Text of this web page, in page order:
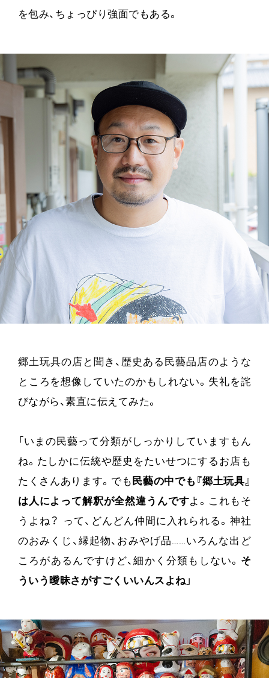
を包み、ちょっぴり強面でもある。
郷土玩具の店と聞き、歴史ある民藝品店のような
ところを想像していたのかもしれない。失礼を詫
びながら、素直に伝えてみた。
「いまの民藝って分類がしっかりしていますもん
ね。たしかに伝統や歴史をたいせつにするお店も
たくさんあります。でも民藝の中でも『郷土玩具』
は人によって解釈が全然違うんですよ。これもそ
うよね？ って、どんどん仲間に入れられる。神社
のおみくじ、縁起物、おみやげ品……いろんな出ど
ころがあるんですけど、細かく分類もしない。 そ
ういう曖昧さがすごくいいんスよね」